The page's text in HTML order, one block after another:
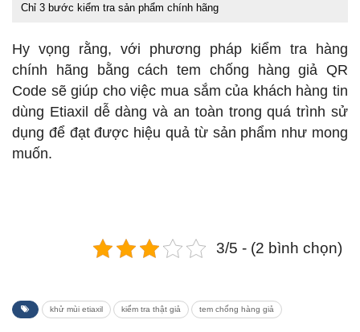
Chỉ 3 bước kiểm tra sản phẩm chính hãng
Hy vọng rằng, với phương pháp kiểm tra hàng
chính hãng bằng cách tem chống hàng giả QR
Code sẽ giúp cho việc mua sắm của khách hàng tin
dùng Etiaxil dễ dàng và an toàn trong quá trình sử
dụng để đạt được hiệu quả từ sản phẩm như mong
muốn.
3/5 - (2 bình chọn)
khử mùi etiaxil kiểm tra thật giả tem chống hàng giả